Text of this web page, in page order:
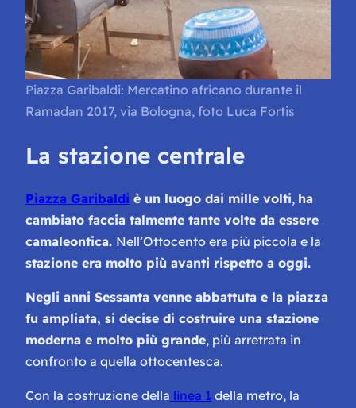
Piazza Garibaldi: Mercatino africano durante il
Ramadan 2017, via Bologna, foto Luca Fortis
La stazione centrale
Piazza Garibaldi è un luogo dai mille volti, ha
cambiato faccia talmente tante volte da essere
camaleontica. Nell’Ottocento era più piccola e la
stazione era molto più avanti rispetto a oggi.
Negli anni Sessanta venne abbattuta e la piazza
fu ampliata, si decise di costruire una stazione
moderna e molto più grande, più arretrata in
confronto a quella ottocentesca.
Con la costruzione della linea 1 della metro, la